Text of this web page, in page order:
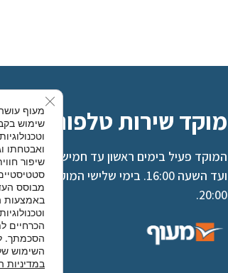
מוקד שירות טלפוני – 9344*
ועד השעה 16:00. בימי שלישי המוקד פועל
20:00.
מעוף
ואבטחתו
שיפור
מבוסס
באמצעות
הכרחיים
הסכמתך.
השימוש
במדיניות
Banner